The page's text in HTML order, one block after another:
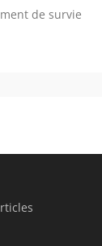
de survie